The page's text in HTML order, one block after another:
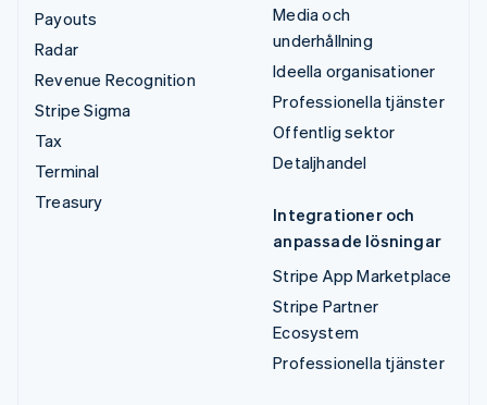
Payouts
Radar
Revenue Recognition
Stripe Sigma
Tax
Terminal
Treasury
Media och
underhållning
Ideella organisationer
Professionella tjänster
Offentlig sektor
Detaljhandel
Integrationer och
anpassade lösningar
Stripe App Marketplace
Stripe Partner
Ecosystem
Professionella tjänster